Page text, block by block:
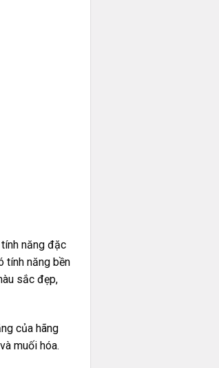
năng đặc
tính năng bền
sắc đẹp,
của hãng
muối hóa.